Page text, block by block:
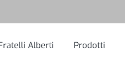
Alberti Prodotti